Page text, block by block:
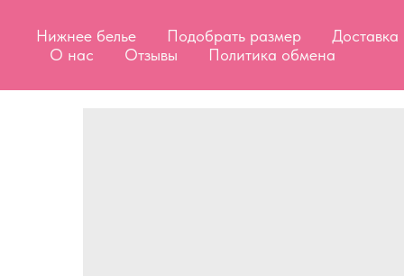
Нижнее белье Подобрать размер
Доставка
О нас
Отзывы Политика обмена